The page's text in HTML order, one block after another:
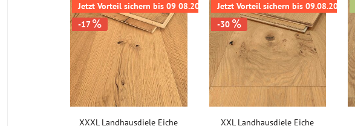
Jetzt Vorteil sichern bis 09 08.2026
-17
XXXL Landhausdiele Eiche
Jetzt Vorteil sichern bis 09.08.2026
-30
XXL Landhausdiele Eiche